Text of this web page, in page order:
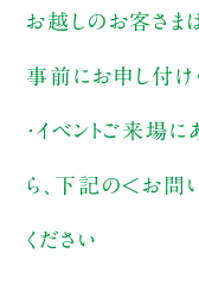
お越しのお客さま
事前にお申し付け
・イベントご来場
ら、下記の＜お
ください